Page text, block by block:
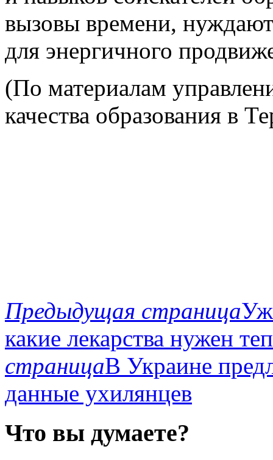
вызовы времени,
для энергичного
(По материалам
качества образования в
Предыдущая страница
какие лекарства нужен
страницаВ Украине
данные ухилянцев
Что вы думаете?